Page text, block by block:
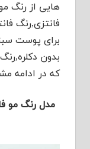
فانتزی,رنگ
برای پوست
بدون
که در ادامه